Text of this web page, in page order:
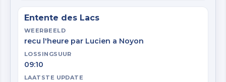
Entente des Lacs
WEERBEELD
recu l'heure par Lucien a Noyon
LOSSINGSUUR
09:10
LAATSTE UPDATE